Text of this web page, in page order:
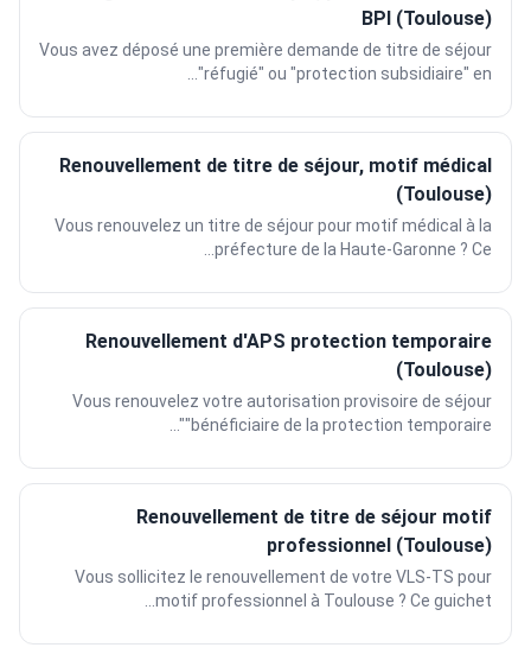
BPI (Toulouse)
Vous avez déposé une première demande de titre de séjour
"réfugié" ou "protection subsidiaire" en...
Renouvellement de titre de séjour, motif médical
(Toulouse)
Vous renouvelez un titre de séjour pour motif médical à la
préfecture de la Haute-Garonne ? Ce...
Renouvellement d'APS protection temporaire
(Toulouse)
Vous renouvelez votre autorisation provisoire de séjour
"bénéficiaire de la protection temporaire"...
Renouvellement de titre de séjour motif
professionnel (Toulouse)
Vous sollicitez le renouvellement de votre VLS-TS pour
motif professionnel à Toulouse ? Ce guichet...